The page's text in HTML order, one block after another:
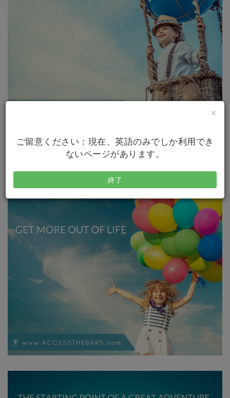
×
ご留意ください：現在、英語のみでしか利用でき
ないページがあります。
終了